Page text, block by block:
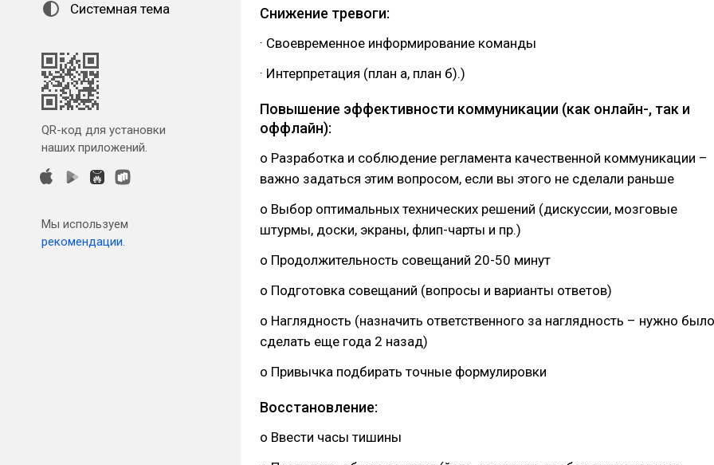
Системная тема
QR-код для установки
наших приложений.
Мы используем
рекомендации.
Снижение тревоги:
· Своевременное информирование команды
· Интерпретация (план а, план б).)
Повышение эффективности коммуникации (как онлайн-, так и
оффлайн):
o Разработка и соблюдение регламента качественной коммуникации –
важно задаться этим вопросом, если вы этого не сделали раньше
o Выбор оптимальных технических решений (дискуссии, мозговые
штурмы, доски, экраны, флип-чарты и пр.)
o Продолжительность совещаний 20-50 минут
o Подготовка совещаний (вопросы и варианты ответов)
o Наглядность (назначить ответственного за наглядность – нужно было
сделать еще года 2 назад)
o Привычка подбирать точные формулировки
Восстановление:
o Ввести часы тишины